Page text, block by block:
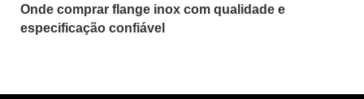
Onde comprar flange inox com qualidade e
especificação confiável